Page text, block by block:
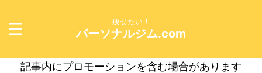
痩せたい！
パーソナルジム.com
記事内にプロモーションを含む場合があります